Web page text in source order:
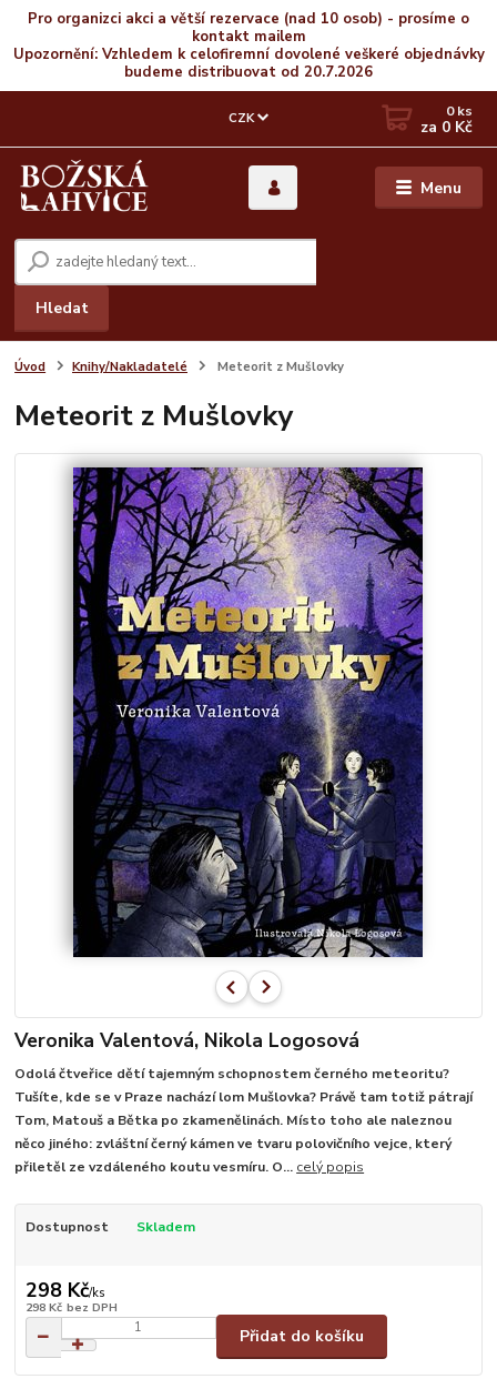
Pro organizci akci a větší rezervace (nad 10 osob) - prosíme o
kontakt mailem
Upozornění: Vzhledem k celofiremní dovolené veškeré objednávky
budeme distribuovat od 20.7.2026
Menu
CZK
Hledat
0ks
za 0 Kč
Úvod Knihy/Nakladatelé Meteorit z Mušlovky
Meteorit z Mušlovky
Veronika Valentová, Nikola Logosová
Odolá čtveřice dětí tajemným schopnostem černého meteoritu?
Tušíte, kde se v Praze nachází lom Mušlovka? Právě tam totiž pátrají
Tom, Matouš a Bětka po zkamenělinách. Místo toho ale naleznou
něco jiného: zvláštní černý kámen ve tvaru polovičního vejce, který
přiletěl ze vzdáleného koutu vesmíru. O... celý popis
Dostupnost Skladem
298 Kč/ks
298 Kč bez DPH
Přidat do košíku